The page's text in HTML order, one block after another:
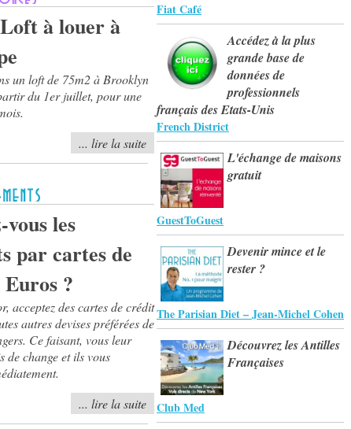
à louer à
un loft de 75m2 à Brooklyn
du 1er juillet, pour une
... lire la suite
les
par cartes de
?
acceptez des cartes de crédit
autres devises préférées de
Ce faisant, vous leur
de change et ils vous
... lire la suite
Fiat Café
Accédez à la plus
grande base de
données de
professionnels
français des Etats-Unis
French District
L'échange de maisons
gratuit
GuestToGuest
Devenir mince et le
rester ?
The Parisian Diet – Jean-Michel Cohen
Découvrez les Antilles
Françaises
Club Med